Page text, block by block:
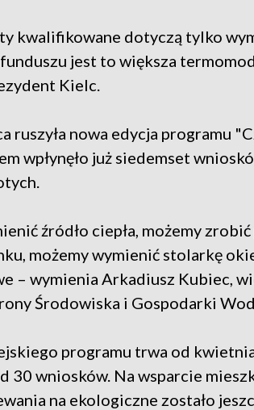
kwalifikowane dotyczą tylko
jest to większa
Kielc.
ruszyła nowa edycja programu
wpłynęło już siedemset
źródło ciepła, możemy
możemy wymienić stolarkę
– wymienia Arkadiusz Kubiec,
Środowiska i Gospodarki
programu trwa od
30 wniosków. Na wsparcie
na ekologiczne zostało